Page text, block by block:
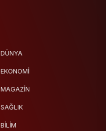
DÜNYA
EKONOMİ
MAGAZİN
SAĞLIK
BİLİM